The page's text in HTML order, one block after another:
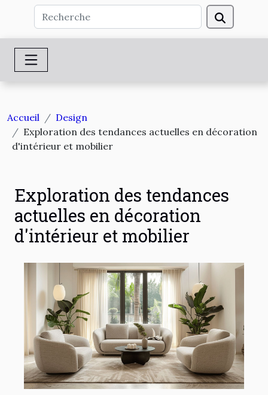
Accueil
Design
Exploration des tendances actuelles en décoration
d'intérieur et mobilier
Exploration des tendances
actuelles en décoration
d'intérieur et mobilier